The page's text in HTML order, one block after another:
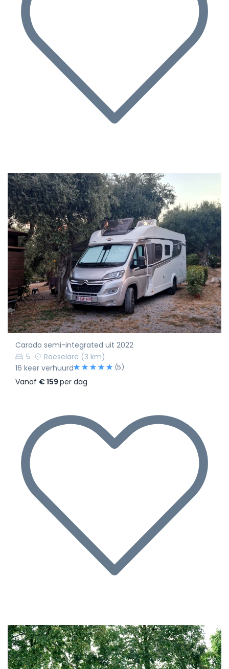
Carado semi-integrated uit 2022
5
Roeselare (3 km)
16 keer verhuurd
(5)
Vanaf € 159 per dag